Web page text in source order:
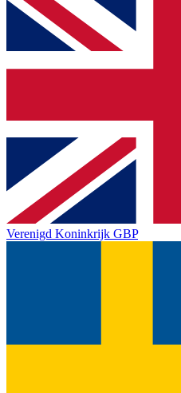
Verenigd Koninkrijk GBP